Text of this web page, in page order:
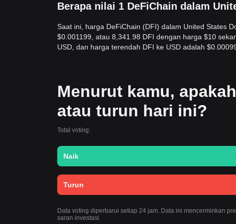
Berapa nilai 1 DeFiChain dalam
Saat ini, harga DeFiChain (DFI) dalam United States
$0.001199, atau 8,341.98 DFI dengan harga $10
USD, dan harga terendah DFI ke USD adalah
Menurut kamu,
atau turun hari ini?
Total voting:
Naik
Turun
Data voting diperbarui setiap 24 jam. Data ini mencerminkan
saran investasi.